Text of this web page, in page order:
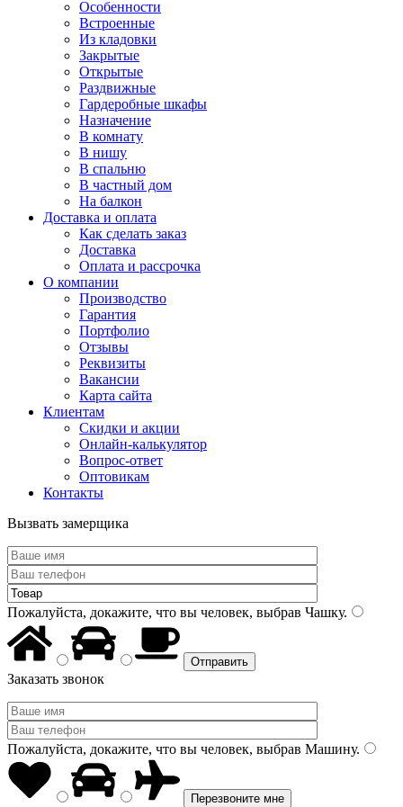
Особенности
Встроенные
Из кладовки
Закрытые
Открытые
Раздвижные
Гардеробные шкафы
Назначение
В комнату
В нишу
В спальню
В частный дом
На балкон
Доставка и оплата
Как сделать заказ
Доставка
Оплата и рассрочка
О компании
Производство
Гарантия
Портфолио
Отзывы
Реквизиты
Вакансии
Карта сайта
Клиентам
Скидки и акции
Онлайн-калькулятор
Вопрос-ответ
Оптовикам
Контакты
Вызвать замерщика
Пожалуйста, докажите, что вы человек, выбрав Чашку.
Заказать звонок
Пожалуйста, докажите, что вы человек, выбрав Машину.